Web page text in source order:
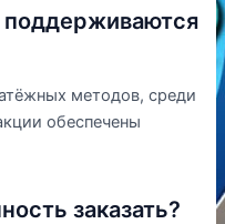
методов, среди
обеспечены
заказать?